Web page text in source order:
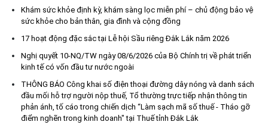
Khám sức khỏe định kỳ, khám sàng lọc miễn phí – chủ động bảo vệ
sức khỏe cho bản thân, gia đình và cộng đồng
17 hoạt động đặc sắc tại Lễ hội Sầu riêng Đắk Lắk năm 2026
Nghị quyết 10-NQ/TW ngày 08/6/2026 của Bộ Chính trị về phát triển
kinh tế có vốn đầu tư nước ngoài
THÔNG BÁO Công khai số điện thoại đường dây nóng và danh sách
đầu mối hỗ trợ người nộp thuế, Tổ thường trực tiếp nhận thông tin
phản ánh, tố cáo trong chiến dịch “Làm sạch mã số thuế - Tháo gỡ
điểm nghẽn trong kinh doanh" tại Thuế tỉnh Đắk Lắk
xác định được thông tin trong nghĩa trang liệt sĩ trên địa bàn xã
Ea Súp để giám định AND
Thông báo nghiêm cấm sử dụng đất với khu vực Quy hoạch
cấp đất sản xuất cho các hộ nghèo, cận nghèo thiếu đất sản
xuất trên địa bàn xã.
(06/08/2026)